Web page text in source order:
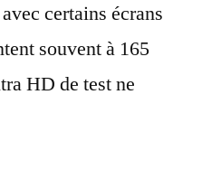
certains écrans
souvent à 165
HD de test ne